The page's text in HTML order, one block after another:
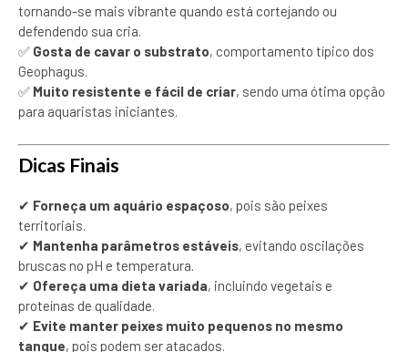
tornando-se mais vibrante quando está cortejando ou
defendendo sua cria.
✅ Gosta de cavar o substrato, comportamento típico dos
Geophagus.
✅ Muito resistente e fácil de criar, sendo uma ótima opção
para aquaristas iniciantes.
Dicas Finais
✔ Forneça um aquário espaçoso, pois são peixes
territoriais.
✔ Mantenha parâmetros estáveis, evitando oscilações
bruscas no pH e temperatura.
✔ Ofereça uma dieta variada, incluindo vegetais e
proteínas de qualidade.
✔ Evite manter peixes muito pequenos no mesmo
tanque, pois podem ser atacados.